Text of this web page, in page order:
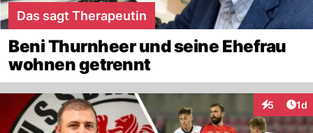
Das sagt Therapeutin
Beni Thurnheer und seine Ehefrau
wohnen getrennt
5 1d